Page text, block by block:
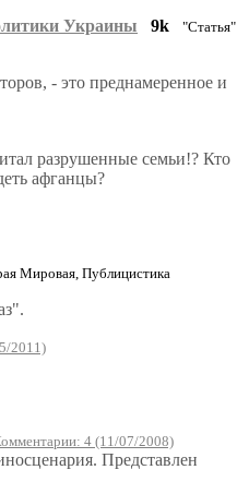
Украины 9k
"Статья"
- это преднамеренное и
разрушенные семьи!? Кто
афганцы?
Мировая, Публицистика
2011)
4 (11/07/2008)
Представлен